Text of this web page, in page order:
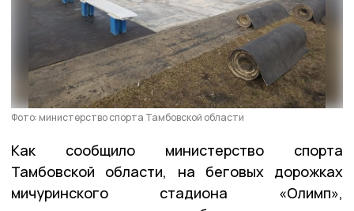
Фото: министерство спорта Тамбовской области
Как сообщило министерство спорта
Тамбовской области, на беговых дорожках
мичуринского стадиона «Олимп»,